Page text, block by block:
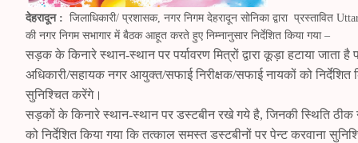
देहरादून : जिलाधिकारी/ प्रशासक, नगर निगम देहरादून सोनिका द्वारा प्रस्तावित
की नगर निगम सभागार में बैठक आहूत करते हुए निम्नानुसार निर्देशित किया गया –
सड़क के किनारे स्थान-स्थान पर पर्यावरण मित्रों द्वारा कूड़ा हटाया
अधिकारी/सहायक नगर आयुक्त/सफाई निरीक्षक/सफाई नायकों को
सुनिश्चित करेंगे।
सड़कों के किनारे स्थान-स्थान पर डस्टबीन रखे गये है, जिनकी स्थिति
को निर्देशित किया गया कि तत्काल समस्त डस्टबीनों पर पेन्ट करवाना